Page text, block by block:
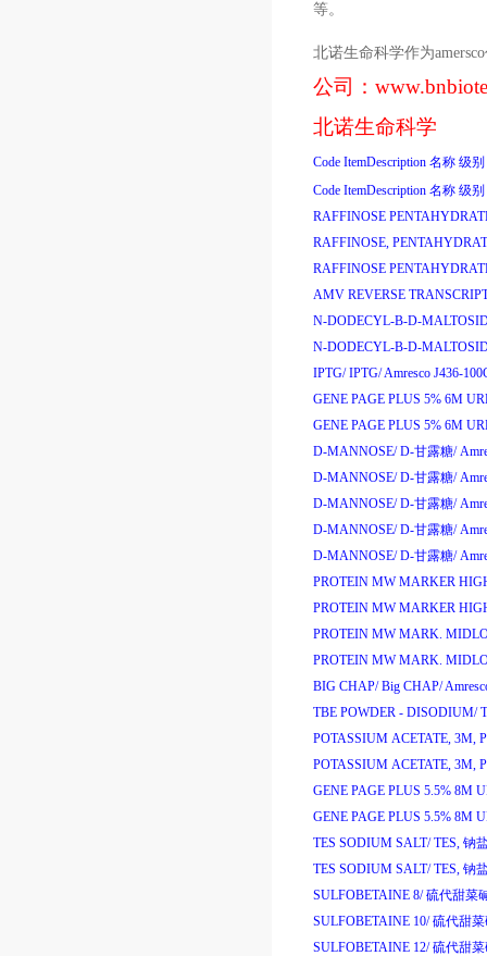
等。
北诺生命科学作为amersco
公司：
北诺生命科学
Code ItemDescription 名称 级别
Code ItemDescription 名称 级别
RAFFINOSE
RAFFINOSE,
RAFFINOSE
AMV REVERSE
N-DODECYL-B-D-
N-DODECYL-B-D-
IPTG/ IPTG/Amresco J436-
GENE PAGE PLUS 5% 6M
GENE PAGE PLUS 5% 6M
D-MANNOSE/ D-甘露糖/
D-MANNOSE/ D-甘露糖/
D-MANNOSE/ D-甘露糖/
D-MANNOSE/ D-甘露糖/
D-MANNOSE/ D-甘露糖/
PROTEIN MW MARKER
PROTEIN MW MARKER
PROTEIN MW MARK.
PROTEIN MW MARK.
BIG CHAP/ Big CHAP/
TBE POWDER - DISODIUM/
POTASSIUM ACETATE, 3M,
POTASSIUM ACETATE, 3M,
GENE PAGE PLUS 5.5% 8M
GENE PAGE PLUS 5.5% 8M
TES SODIUM SALT/ TES, 钠
TES SODIUM SALT/ TES, 钠
SULFOBETAINE 8/ 硫代甜菜
SULFOBETAINE 10/ 硫代甜
SULFOBETAINE 12/ 硫代甜